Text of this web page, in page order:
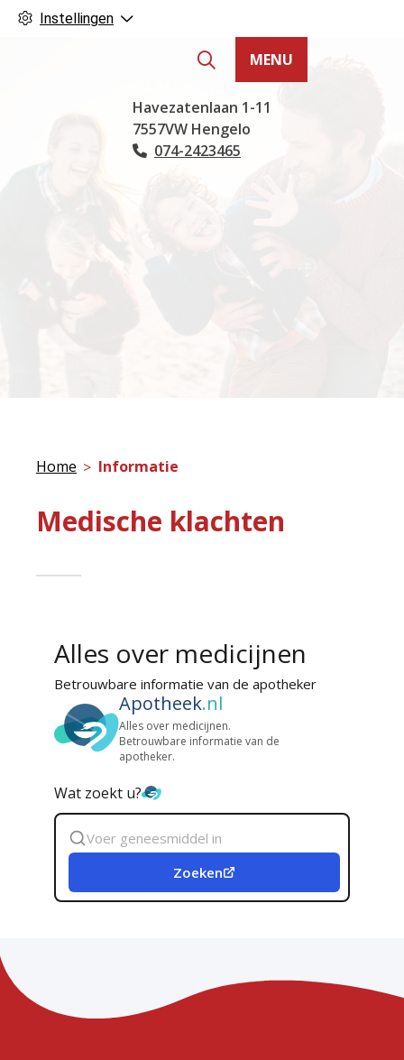
Instellingen
Hoofdmenu
MENU
Havezatenlaan 1-11
7557VW Hengelo
Tel:
074-2423465
Home Informatie
Medische klachten
Alles over medicijnen
Betrouwbare informatie van de apotheker
Apotheek.nl
Alles over medicijnen.
Betrouwbare informatie van de
apotheker.
Wat zoekt u?
Zoek
geneesmiddel
Zoeken